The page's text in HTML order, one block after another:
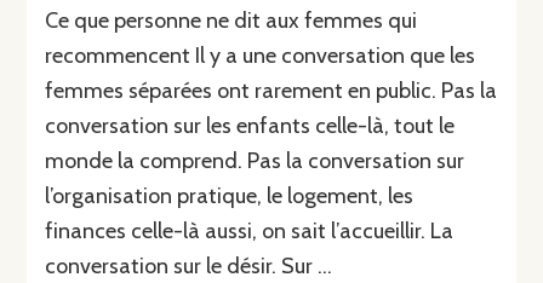
Ce que personne ne dit aux femmes qui
recommencent Il y a une conversation que les
femmes séparées ont rarement en public. Pas la
conversation sur les enfants celle-là, tout le
monde la comprend. Pas la conversation sur
l’organisation pratique, le logement, les
finances celle-là aussi, on sait l’accueillir. La
conversation sur le désir. Sur …